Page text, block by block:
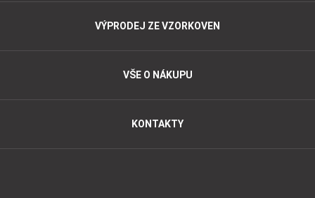
VÝPRODEJ ZE VZORKOVEN
VŠE O NÁKUPU
KONTAKTY